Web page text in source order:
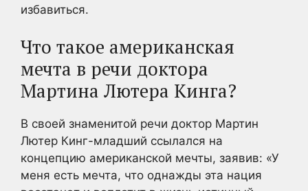
избавиться.
Что такое американская
мечта в речи доктора
Мартина Лютера Кинга?
В своей знаменитой речи доктор Мартин
Лютер Кинг-младший ссылался на
концепцию американской мечты, заявив: «У
меня есть мечта, что однажды эта нация